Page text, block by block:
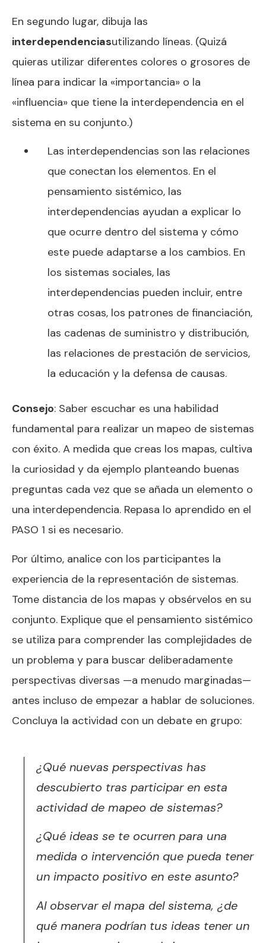
En segundo lugar, dibuja las
interdependenciasutilizando líneas. (Quizá
quieras utilizar diferentes colores o grosores de
línea para indicar la «importancia» o la
«influencia» que tiene la interdependencia en el
sistema en su conjunto.)
Las interdependencias son las relaciones
que conectan los elementos. En el
pensamiento sistémico, las
interdependencias ayudan a explicar lo
que ocurre dentro del sistema y cómo
este puede adaptarse a los cambios. En
los sistemas sociales, las
interdependencias pueden incluir, entre
otras cosas, los patrones de financiación,
las cadenas de suministro y distribución,
las relaciones de prestación de servicios,
la educación y la defensa de causas.
Consejo: Saber escuchar es una habilidad
fundamental para realizar un mapeo de sistemas
con éxito. A medida que creas los mapas, cultiva
la curiosidad y da ejemplo planteando buenas
preguntas cada vez que se añada un elemento o
una interdependencia. Repasa lo aprendido en el
PASO 1 si es necesario.
Por último, analice con los participantes la
experiencia de la representación de sistemas.
Tome distancia de los mapas y obsérvelos en su
conjunto. Explique que el pensamiento sistémico
se utiliza para comprender las complejidades de
un problema y para buscar deliberadamente
perspectivas diversas —a menudo marginadas—
antes incluso de empezar a hablar de soluciones.
Concluya la actividad con un debate en grupo:
¿Qué nuevas perspectivas has
descubierto tras participar en esta
actividad de mapeo de sistemas?
¿Qué ideas se te ocurren para una
medida o intervención que pueda tener
un impacto positivo en este asunto?
Al observar el mapa del sistema, ¿de
qué manera podrían tus ideas tener un